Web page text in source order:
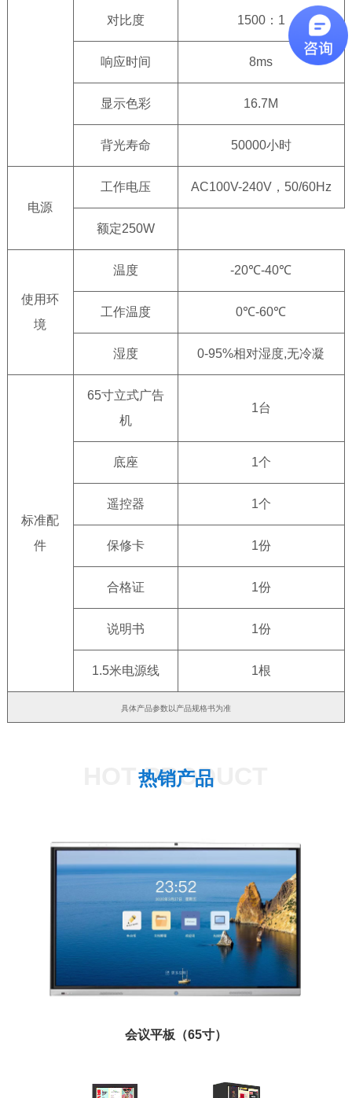
对比度 1500：1
响应时间 8ms
显示色彩 16.7M
背光寿命 50000小时
电源
工作电压 AC100V-240V，50/60Hz
额定250W
使用环
境
温度 -20℃-40℃
工作温度 0℃-60℃
湿度 0-95%相对湿度,无冷凝
标准配
件
65寸立式广告
机
1台
底座 1个
遥控器 1个
保修卡 1份
合格证 1份
说明书 1份
1.5米电源线 1根
具体产品参数以产品规格书为准
HOT PRODUCT
热销产品
会议平板（65寸）